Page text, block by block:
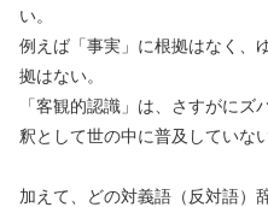
い。
例えば「事実」に根拠はなく、
拠はない。
「客観的認識」は、さすがに
釈として世の中に普及していない
加えて、どの対義語（反対語）